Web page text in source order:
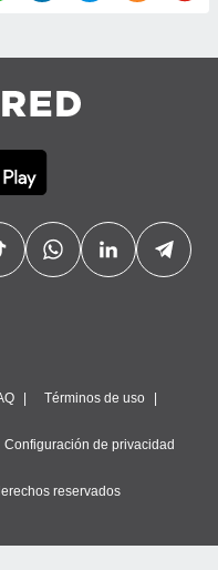
Términos de uso
Configuración de privacidad
reservados